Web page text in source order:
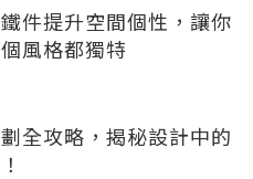
件提升空間個性，讓你
風格都獨特
全攻略，揭秘設計中的